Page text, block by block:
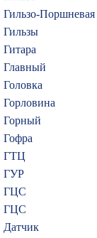
Гильзо-Поршневая
Гильзы
Гитара
Главный
Головка
Горловина
Горный
Гофра
ГТЦ
ГУР
ГЦC
ГЦС
Датчик